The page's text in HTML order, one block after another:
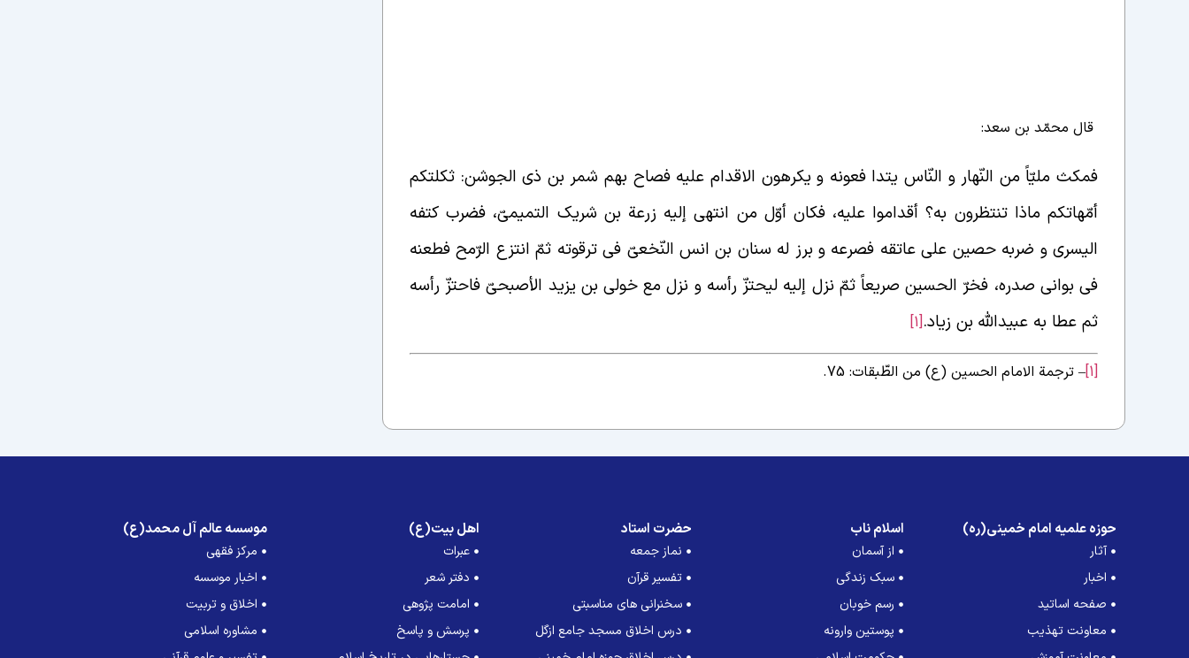
قال محمّد بن سعد:
فمکث ملیّاً من النّهار و النّاس یتدا فعونه و یکرهون الاقدام علیه فصاح بهم شمر بن ذی الجوشن: ثکلتکم
أمّهاتکم ماذا تنتظرون به؟ أقداموا علیه، فکان أوّل من انتهی إلیه زرعة بن شریک التمیمیّ، فضرب کتفه
الیسری و ضربه حصین علی عاتقه فصرعه و برز له سنان بن انس النّخعیّ فی ترقوته ثمّ انتزع الرّمح فطعنه
فی بوانی صدره، فخرّ الحسین صریعاً ثمّ نزل إلیه لیحتزّ رأسه و نزل مع خولی بن یزید الأصبحیّ فاحتزّ رأسه
ثم عطا به عبیدالله بن زیاد.[1]
[1] – ترجمة الامام الحسین (ع) من الطّبقات: 75.
حوزه علمیه امام خمینی(ره)
آثار
اخبار
صفحه اساتید
معاونت تهذیب
اسلام ناب
از آسمان
سبک زندگی
رسم خوبان
پوستین وارونه
حضرت استاد
نماز جمعه
تفسیر قرآن
سخنرانی های مناسبتی
درس اخلاق مسجد جامع ازگل
اهل بیت(ع)
عبرات
دفتر شعر
امامت پژوهی
پرسش و پاسخ
موسسه عالم آل محمد(ع)
مرکز فقهی
اخبار موسسه
اخلاق و تربیت
مشاوره اسلامی